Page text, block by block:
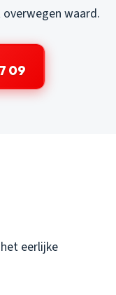
waard.
09
eerlijke